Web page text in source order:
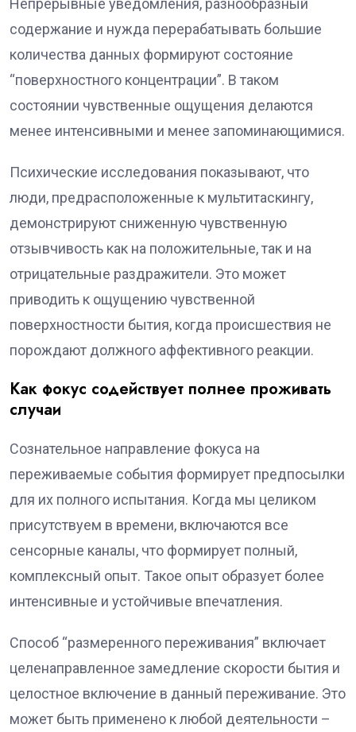
Непрерывные уведомления, разнообразный
содержание и нужда перерабатывать большие
количества данных формируют состояние
“поверхностного концентрации”. В таком
состоянии чувственные ощущения делаются
менее интенсивными и менее запоминающимися.
Психические исследования показывают, что
люди, предрасположенные к мультитаскингу,
демонстрируют сниженную чувственную
отзывчивость как на положительные, так и на
отрицательные раздражители. Это может
приводить к ощущению чувственной
поверхностности бытия, когда происшествия не
порождают должного аффективного реакции.
Как фокус содействует полнее проживать
случаи
Сознательное направление фокуса на
переживаемые события формирует предпосылки
для их полного испытания. Когда мы целиком
присутствуем в времени, включаются все
сенсорные каналы, что формирует полный,
комплексный опыт. Такое опыт образует более
интенсивные и устойчивые впечатления.
Способ “размеренного переживания” включает
целенаправленное замедление скорости бытия и
целостное включение в данный переживание. Это
может быть применено к любой деятельности –